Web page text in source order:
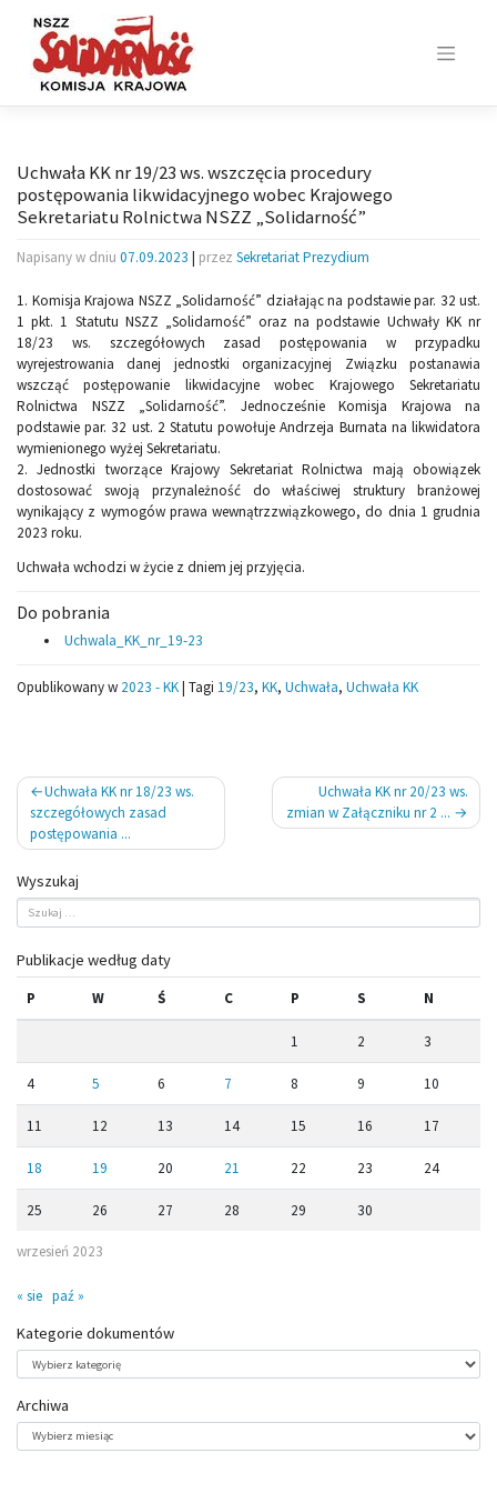
content
Uchwała KK nr 19/23 ws. wszczęcia procedury
postępowania likwidacyjnego wobec Krajowego
Sekretariatu Rolnictwa NSZZ „Solidarność”
Napisany w dniu 07.09.2023 | przez Sekretariat Prezydium
1. Komisja Krajowa NSZZ „Solidarność” działając na podstawie par. 32 ust.
1 pkt. 1 Statutu NSZZ „Solidarność” oraz na podstawie Uchwały KK nr
18/23 ws. szczegółowych zasad postępowania w przypadku
wyrejestrowania danej jednostki organizacyjnej Związku postanawia
wszcząć postępowanie likwidacyjne wobec Krajowego Sekretariatu
Rolnictwa NSZZ „Solidarność”. Jednocześnie Komisja Krajowa na
podstawie par. 32 ust. 2 Statutu powołuje Andrzeja Burnata na likwidatora
wymienionego wyżej Sekretariatu.
2. Jednostki tworzące Krajowy Sekretariat Rolnictwa mają obowiązek
dostosować swoją przynależność do właściwej struktury branżowej
wynikający z wymogów prawa wewnątrzzwiązkowego, do dnia 1 grudnia
2023 roku.
Uchwała wchodzi w życie z dniem jej przyjęcia.
Do pobrania
Uchwala_KK_nr_19-23
Opublikowany w 2023 - KK| Tagi 19/23, KK, Uchwała, Uchwała KK
Nawigacja
wpisu
Uchwała KK nr 18/23 ws.
szczegółowych zasad
postępowania ...
Uchwała KK nr 20/23 ws.
zmian w Załączniku nr 2 ...
Wyszukaj
Publikacje według daty
wrzesień 2023
P W Ś C P S N
1 2 3
4 5 6 7 8 9 10
11 12 13 14 15 16 17
18 19 20 21 22 23 24
25 26 27 28 29 30
« sie paź »
Kategorie dokumentów
dokumentów
Archiwa
Archiwa